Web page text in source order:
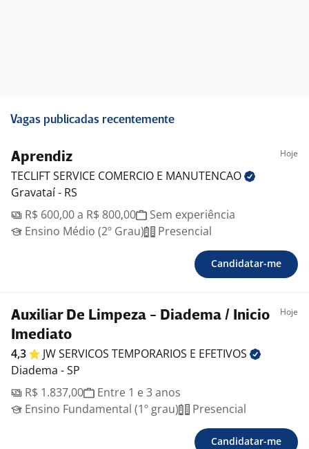
Vagas publicadas recentemente
Aprendiz Hoje
TECLIFT SERVICE COMERCIO E MANUTENCAO
Gravataí - RS
R$ 600,00 a R$ 800,00
Sem experiência
Ensino Médio (2º Grau)
Presencial
Candidatar-me
Auxiliar De Limpeza - Diadema / Inicio
Imediato
Hoje
4,3 JW SERVICOS TEMPORARIOS E EFETIVOS
Diadema - SP
R$ 1.837,00
Entre 1 e 3 anos
Ensino Fundamental (1º grau)
Presencial
Candidatar-me